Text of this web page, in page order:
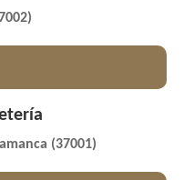
(37001)